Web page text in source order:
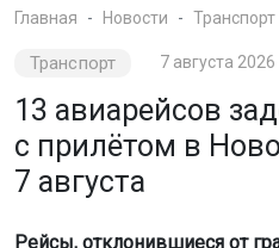
Главная Новости Транспорт
Транспорт 7 августа
13 авиарейсов
с прилётом в
7 августа
Рейсы, отклонившиеся от